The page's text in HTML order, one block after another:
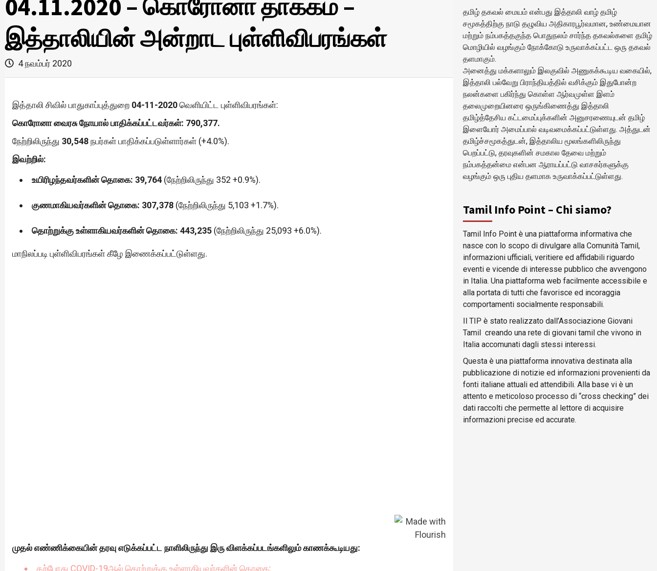
04.11.2020 – கொரோனா தாக்கம் –
இத்தாலியின் அன்றாட புள்ளிவிபரங்கள்
4 நவம்பர் 2020
இத்தாலி சிவில் பாதுகாப்புத்துறை 04-11-2020வெளியிட்ட புள்ளிவிபரங்கள்:
கொரோனா வைரசு நோயால் பாதிக்கப்பட்டவர்கள்: 790,377.
நேற்றிலிருந்து 30,548நபர்கள் பாதிக்கப்படுள்ளார்கள் (+4.0%).
இவற்றில்:
உயிரிழந்தவர்களின் தொகை: 39,764 (நேற்றிலிருந்து 352 +0.9%).
குணமாகியவர்களின் தொகை: 307,378 (நேற்றிலிருந்து 5,103 +1.7%).
தொற்றுக்கு உள்ளாகியவர்களின் தொகை: 443,235 (நேற்றிலிருந்து 25,093 +6.0%).
மாநிலப்படி புள்ளிவிபரங்கள் கீழே இணைக்கப்பட்டுள்ளது.
முதல் எண்ணிக்கையின் தரவு எடுக்கப்பட்ட நாளிலிருந்து இரு விளக்கப்படங்களிலும் காணக்கூடியது:
தற்போது COVID-19ஆல் தொற்றுக்கு உள்ளாகியவர்களின் தொகை;
தமிழ் தகவல் மையம் என்பது இத்தாலி வாழ் தமிழ்
சமூகத்திற்கு நாடு தழுவிய அதிகாரபூர்வமான, உண்மையான
மற்றும் நம்பகத்தகுந்த பொதுநலம் சார்ந்த தகவல்களை தமிழ்
மொழியில் வழங்கும் நோக்கோடு உருவாக்கப்பட்ட ஒரு தகவல்
தளமாகும்.
அனைத்து மக்களாலும் இலகுவில் அணுகக்கூடிய வகையில்,
இத்தாலி பல்வேறு பிராந்தியத்தில் வசிக்கும் இதுபோன்ற
நலன்களை பகிர்ந்து கொள்ள ஆர்வமுள்ள இளம்
தலைமுறையினரை ஒருங்கிணைத்து இத்தாலி
தமிழ்த்தேசிய கட்டமைப்புக்களின் அனுசரணையுடன் தமிழ்
இளையோர் அமைப்பால் வடிவமைக்கப்பட்டுள்ளது. அத்துடன்
தமிழ்ச்சமூகத்துடன், இத்தாலிய மூலங்களிலிருந்து
பெறப்பட்டு, தரவுகளின் சமகால தேவை மற்றும்
நம்பகத்தன்மை என்பன ஆராயப்பட்டு வாசகர்களுக்கு
வழங்கும் ஒரு புதிய தளமாக உருவாக்கப்பட்டுள்ளது.
Tamil Info Point – Chi siamo?
Tamil Info Point è una piattaforma informativa che
nasce con lo scopo di divulgare alla Comunità Tamil,
informazioni ufficiali, veritiere ed affidabili riguardo
eventi e vicende di interesse pubblico che avvengono
in Italia. Una piattaforma web facilmente accessibile e
alla portata di tutti che favorisce ed incoraggia
comportamenti socialmente responsabili.
Il TIP è stato realizzato dall’Associazione Giovani
Tamil creando una rete di giovani tamil che vivono in
Italia accomunati dagli stessi interessi.
Questa è una piattaforma innovativa destinata alla
pubblicazione di notizie ed informazioni provenienti da
fonti italiane attuali ed attendibili. Alla base vi è un
attento e meticoloso processo di “cross checking” dei
dati raccolti che permette al lettore di acquisire
informazioni precise ed accurate.